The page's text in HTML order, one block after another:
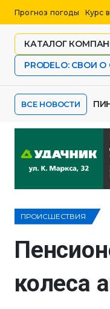
Прогноз погоды Курс
КАТАЛОГ
PRODELO: СВОИ
ВСЕ НОВОСТИ
ПРОИСШЕСТВИЯ
колеса